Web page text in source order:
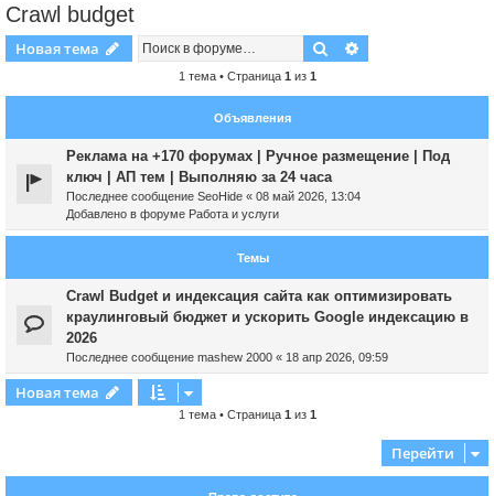
Crawl budget
Новая тема Поиск
1 тема • Страница 1 из 1
Объявления
Реклама на +170 форумах | Ручное размещение | Под
ключ | АП тем | Выполняю за 24 часа
Последнее сообщение SeoHide « 08 май 2026, 13:04
Добавлено в форуме Работа и услуги
Темы
Crawl Budget и индексация сайта как оптимизировать
краулинговый бюджет и ускорить Google индексацию в
2026
Последнее сообщение mashew 2000 « 18 апр 2026, 09:59
Новая тема
1 тема • Страница 1 из 1
Перейти